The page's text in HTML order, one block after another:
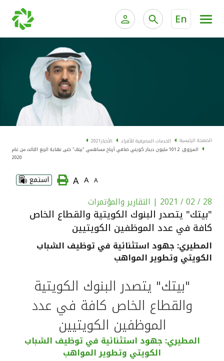
En
الخدمات المصرفية الإلكترونية للأفراد
الخدمات المصرفية الإلكترونية للشركات
خدمة "بيتك" للتداول الإلكتروني
الخدمات المالية الخاصة
البطاقات
"برامج العملاء"
الاستثمار
القنوات المصرفية
أدوات وخدمات
خدمات ما بعد البيع
اتصل بنا
الصفحة الرئيسية الخدمات المصرفية للأفراد الأخبار2021
المرزوق: 101.2 مليون دينار كويتي صافي أرباح مساهمي "بيتك" حتى نهاية الربع الثالث من عام
2020
A
A
A استمع
28 / 02 / 2021 | التقارير والمؤتمرات
"بيتك" يتصدر البنوك الكويتية والقطاع الخاص
كافة في عدد الموظفين الكويتيين
المطيري: جهود استثنائية في توظيف الشباب
الكويتي وتطوير المواهب
"بيتك" يتصدر البنوك الكويتية
والقطاع الخاص كافة في عدد
الموظفين الكويتيين
المطيري: جهود استثنائية في توظيف الشباب
الكويتي وتطوير المواهب